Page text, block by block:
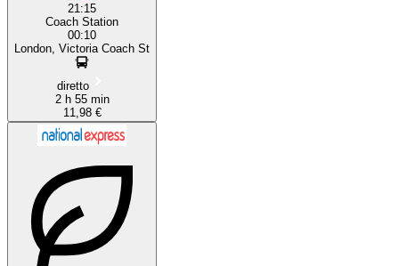
21:15
Coach Station
00:10
London, Victoria Coach St
diretto
2 h 55 min
11,98 €